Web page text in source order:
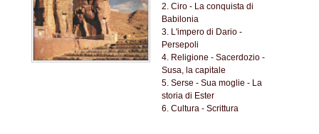
2. Ciro - La conquista di
Babilonia
3. L'impero di Dario -
Persepoli
4. Religione - Sacerdozio -
Susa, la capitale
5. Serse - Sua moglie - La
storia di Ester
6. Cultura - Scrittura